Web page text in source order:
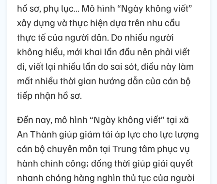
hồ sơ, phụ lục… Mô hình “Ngày không viết”
xây dựng và thực hiện dựa trên nhu cầu
thực tế của người dân. Do nhiều người
không hiểu, mới khai lần đầu nên phải viết
đi, viết lại nhiều lần do sai sót, điều này làm
mất nhiều thời gian hướng dẫn của cán bộ
tiếp nhận hồ sơ.
Đến nay, mô hình “Ngày không viết” tại xã
An Thành giúp giảm tải áp lực cho lực lượng
cán bộ chuyên môn tại Trung tâm phục vụ
hành chính công; đồng thời giúp giải quyết
nhanh chóng hàng nghìn thủ tục của người